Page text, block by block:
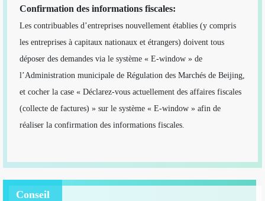
Confirmation des informations fiscales:
Les contribuables d’entreprises nouvellement établies (y compris
les entreprises à capitaux nationaux et étrangers) doivent tous
déposer des demandes via le système « E-window » de
l’Administration municipale de Régulation des Marchés de Beijing,
et cocher la case « Déclarez-vous actuellement des affaires fiscales
(collecte de factures) » sur le système « E-window » afin de
réaliser la confirmation des informations fiscales.
Conseil